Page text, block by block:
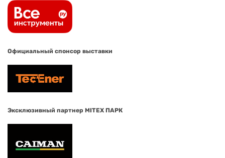
Официальный спонсор выставки
Эксклюзивный партнер MITEX ПАРК